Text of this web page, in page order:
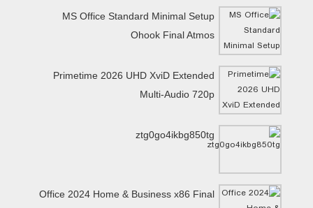
MS Office Standard Minimal Setup
Ohook Final Atmos
Primetime 2026 UHD XviD Extended
Multi-Audio 720p
ztg0go4ikbg850tg
Office 2024 Home & Business x86 Final